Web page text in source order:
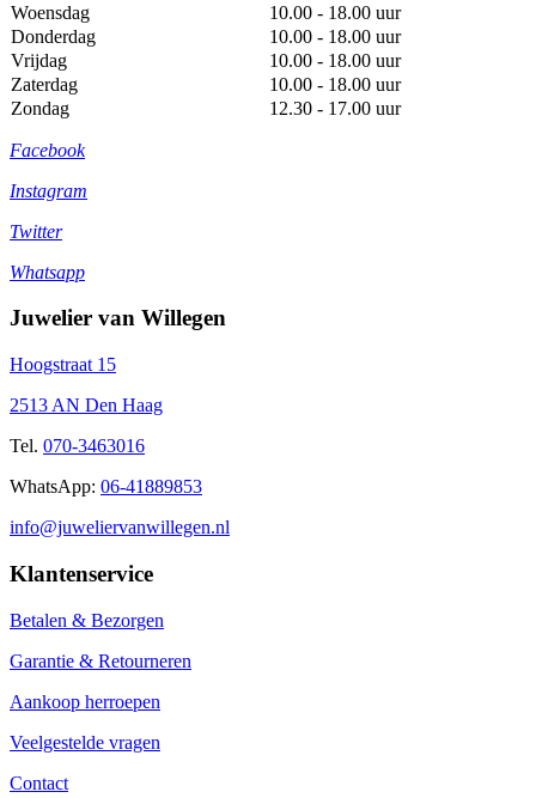
Woensdag
10.00 - 18.00 uur
Donderdag
10.00 - 18.00 uur
Vrijdag
10.00 - 18.00 uur
Zaterdag
10.00 - 18.00 uur
Zondag
12.30 - 17.00 uur
Facebook
Instagram
Twitter
Whatsapp
Juwelier van Willegen
Hoogstraat 15
2513 AN Den Haag
Tel. 070-3463016
WhatsApp: 06-41889853
info@juweliervanwillegen.nl
Klantenservice
Betalen & Bezorgen
Garantie & Retourneren
Aankoop herroepen
Veelgestelde vragen
Contact